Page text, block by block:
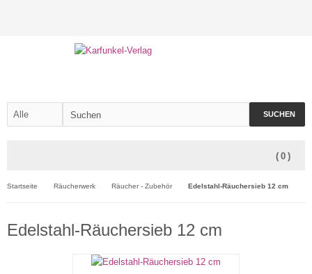
SUCHEN
( 0 )
Startseite Räucherwerk Räucher - Zubehör Edelstahl-Räuchersieb 12 cm
Edelstahl-Räuchersieb 12 cm